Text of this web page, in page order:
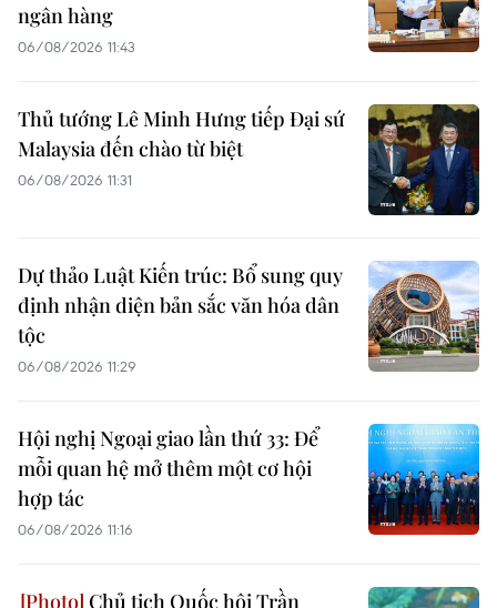
ngân hàng
06/08/2026 11:43
Thủ tướng Lê Minh Hưng tiếp Đại sứ
Malaysia đến chào từ biệt
06/08/2026 11:31
Dự thảo Luật Kiến trúc: Bổ sung quy
định nhận diện bản sắc văn hóa dân
tộc
06/08/2026 11:29
Hội nghị Ngoại giao lần thứ 33: Để
mỗi quan hệ mở thêm một cơ hội
hợp tác
06/08/2026 11:16
Chủ tịch Quốc hội Trần